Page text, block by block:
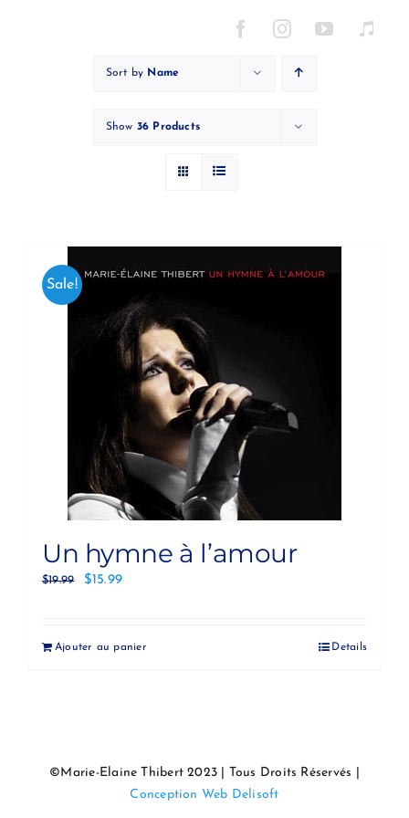
Sort by Name
Show 36 Products
Sale!
Un hymne à l’amour
$19.99 $15.99
Ajouter au panier Details
©Marie-Elaine Thibert 2023 | Tous Droits Réservés |
Conception Web Delisoft